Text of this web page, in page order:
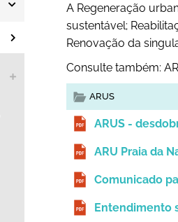
A Regeneração
sustentável;
Renovação da
Consulte também:
ARUS
ARUS -
ARU Praia da
Comunicado
Entendimento